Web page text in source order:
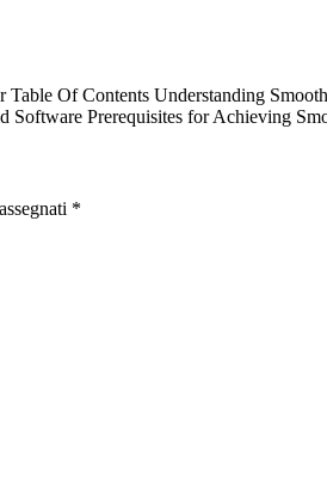
Of Contents Understanding
Software Prerequisites for Achieving
*